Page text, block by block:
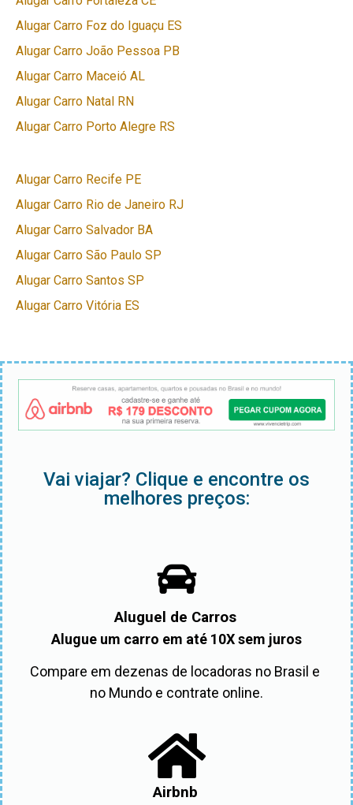
Alugar Carro Foz do Iguaçu ES
Alugar Carro João Pessoa PB
Alugar Carro Maceió AL
Alugar Carro Natal RN
Alugar Carro Porto Alegre RS
Alugar Carro Recife PE
Alugar Carro Rio de Janeiro RJ
Alugar Carro Salvador BA
Alugar Carro São Paulo SP
Alugar Carro Santos SP
Alugar Carro Vitória ES
Vai viajar? Clique e encontre os
melhores preços:
Aluguel de Carros
Alugue um carro em até 10X sem juros
Compare em dezenas de locadoras no Brasil e
no Mundo e contrate online.
Airbnb